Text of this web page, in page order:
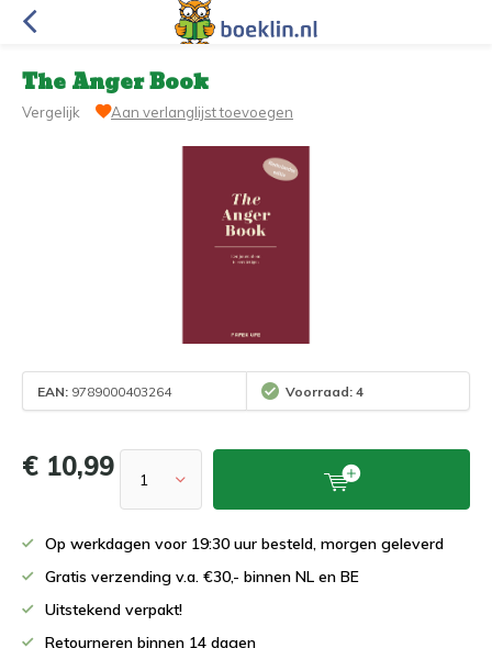
The Anger Book
Vergelijk Aan verlanglijst toevoegen
EAN: 9789000403264 Voorraad: 4
€ 10,99
Op werkdagen voor 19:30 uur besteld, morgen geleverd
Gratis verzending v.a. €30,- binnen NL en BE
Uitstekend verpakt!
Retourneren binnen 14 dagen